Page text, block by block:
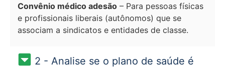
Convênio médico adesão – Para pessoas físicas
e profissionais liberais (autônomos) que se
associam a sindicatos e entidades de classe.
2 - Analise se o plano de saúde é